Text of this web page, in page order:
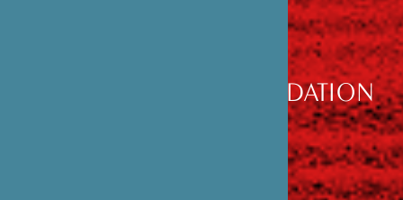
LA FONDATION